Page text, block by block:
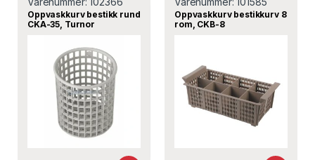
Oppvaskkurv bestikk rund
CKA-35, Turnor
Oppvaskkurv bestikkurv 8
rom, CKB-8